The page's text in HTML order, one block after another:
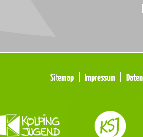
Sitemap Impressum